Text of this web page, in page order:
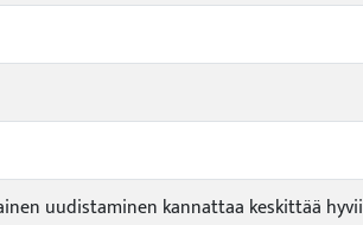
uudistaminen kannattaa keskittää